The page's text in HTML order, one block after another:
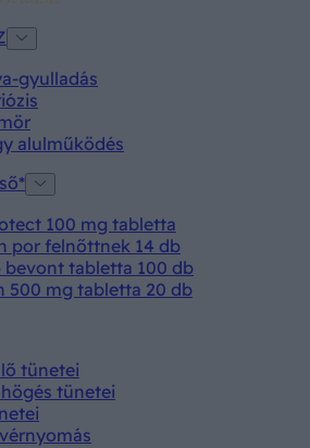
gyulladás
alulműködés
100 mg tabletta
por felnőttnek 14 db
bevont tabletta 100 db
500 mg tabletta 20 db
tünetei
tünetei